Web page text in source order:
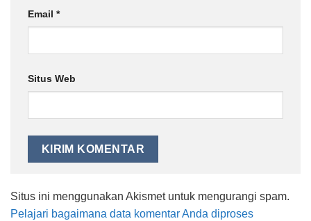
Email *
Situs Web
Situs ini menggunakan Akismet untuk mengurangi spam.
Pelajari bagaimana data komentar Anda diproses